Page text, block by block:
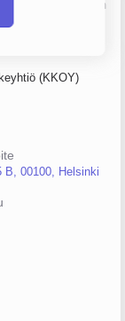
YTJ, PRH, Traficom
(KKOY)
B, 00100, Helsinki